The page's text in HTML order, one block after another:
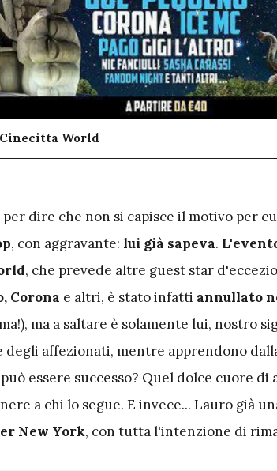
World
dire che non si capisce il motivo per
, con aggravante: lui già sapeva.
, che prevede altre guest star
Corona e altri, è stato infatti annullato
ma a saltare è solamente lui, nostro
degli affezionati, mentre apprendono
essere successo? Quel dolce cuore
a chi lo segue. E invece... Lauro già
New York, con tutta l'intenzione di